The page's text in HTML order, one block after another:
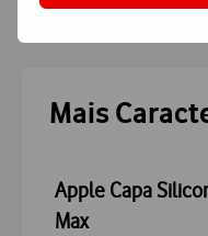
Accordeon
Mais
Apple Capa
Max